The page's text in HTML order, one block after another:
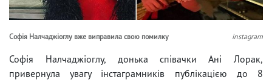
Софія Налчаджіоглу вже виправила свою помилку instagram
Софія Налчаджіоглу, донька співачки Ані Лорак,
привернула увагу інстаграмників публікацією до 8